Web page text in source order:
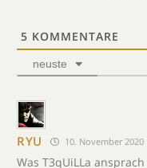
5 KOMMENTARE
neuste
RYU 10. November 2020
Was T3qUiLLa